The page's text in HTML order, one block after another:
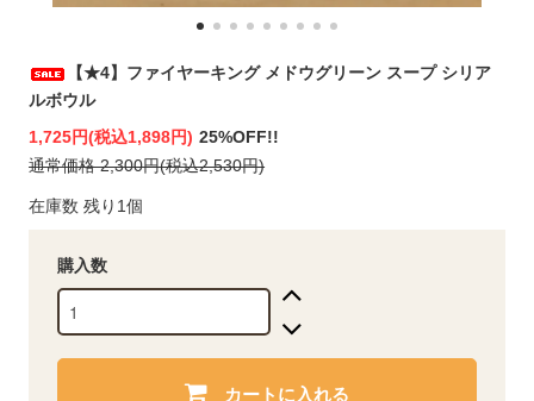
【★4】ファイヤーキング メドウグリーン スープ シリア
ルボウル
1,725円(税込1,898円) 25%OFF!!
通常価格 2,300円(税込2,530円)
在庫数 残り1個
購入数
カートに入れる